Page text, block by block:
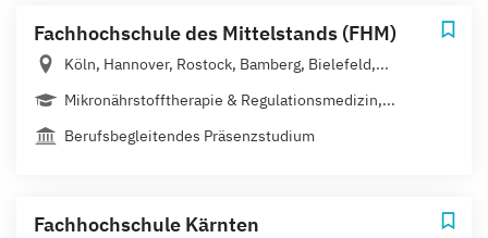
Fachhochschule des Mittelstands (FHM)
Köln, Hannover, Rostock, Bamberg, Bielefeld,...
Mikronährstofftherapie & Regulationsmedizin,...
Berufsbegleitendes Präsenzstudium
Fachhochschule Kärnten